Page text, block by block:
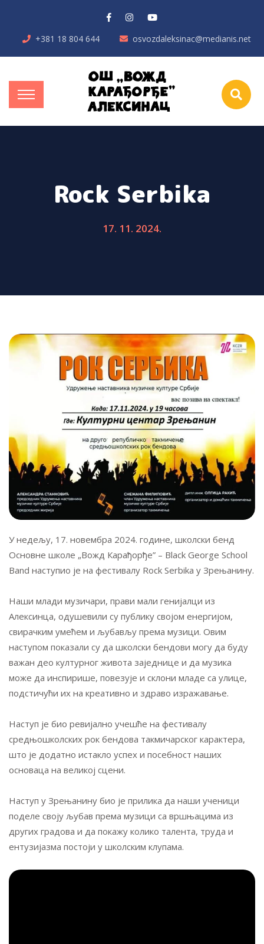
+381 18 804 644 osvozdaleksinac@medianis.net
Rock Serbika
17. 11. 2024.
У недељу, 17. новембра 2024. године, школски бенд
Основне школе „Вожд Карађорђе” – Black George School
Band наступио је на фестивалу Rock Serbika у Зрењанину.
Наши млади музичари, прави мали генијалци из
Алексинца, одушевили су публику својом енергијом,
свирачким умећем и љубављу према музици. Овим
наступом показали су да школски бендови могу да буду
важан део културног живота заједнице и да музика
може да инспирише, повезује и склони младе са улице,
подстичући их на креативно и здраво изражавање.
Наступ је био ревијално учешће на фестивалу
средњошколских рок бендова такмичарског карактера,
што је додатно истакло успех и посебност наших
основаца на великој сцени.
Наступ у Зрењанину био је прилика да наши ученици
поделе своју љубав према музици са вршњацима из
других градова и да покажу колико талента, труда и
ентузијазма постоји у школским клупама.